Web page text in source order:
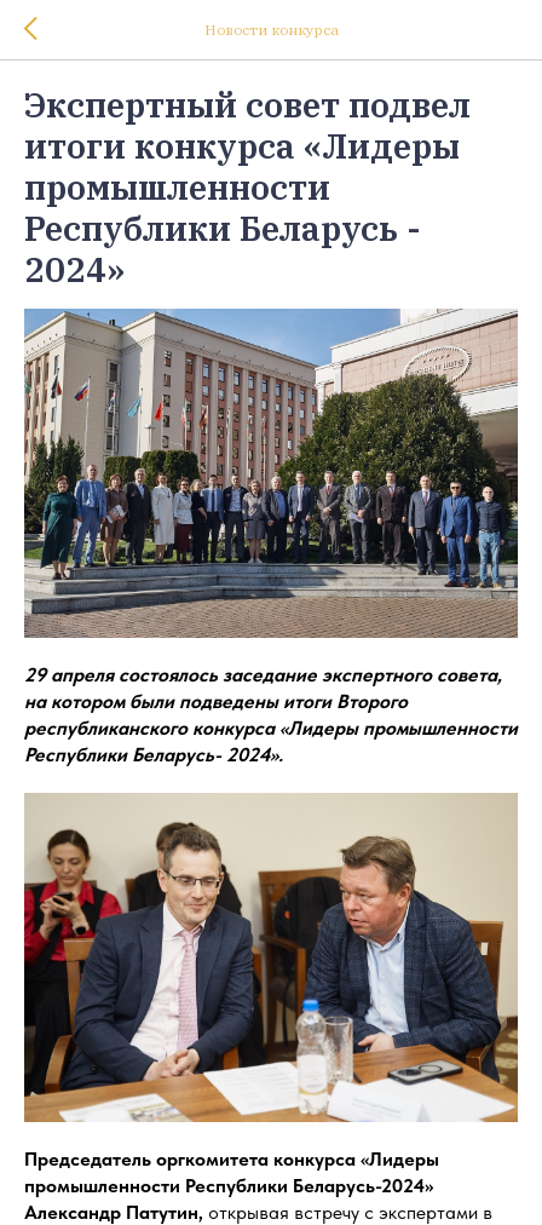
Новости конкурса
Экспертный совет подвел
итоги конкурса «Лидеры
промышленности
Республики Беларусь -
2024»
29 апреля состоялось заседание экспертного совета,
на котором были подведены итоги Второго
республиканского конкурса «Лидеры промышленности
Республики Беларусь- 2024».
Председатель оргкомитета конкурса «Лидеры
промышленности Республики Беларусь-2024»
Александр Патутин, открывая встречу с экспертами в